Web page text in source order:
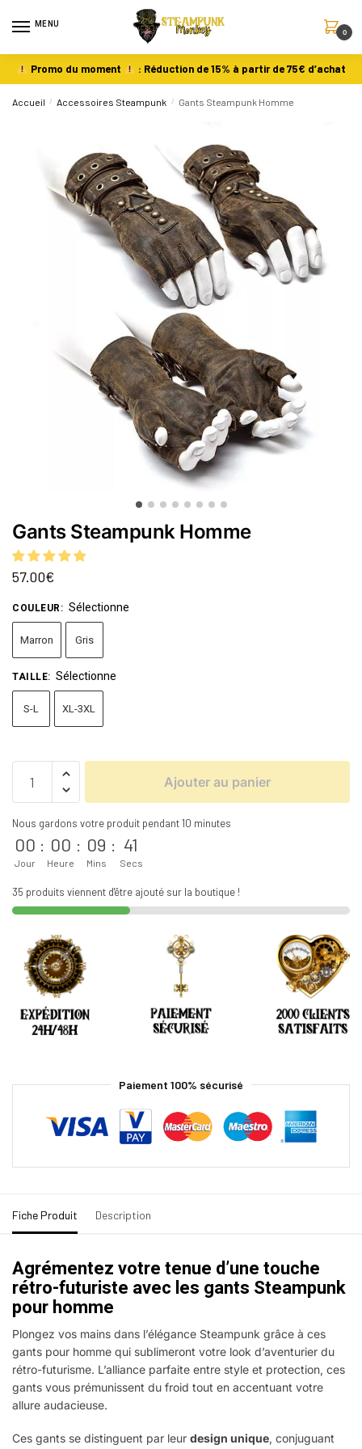
MENU
0
Promo du moment : Réduction de 15% à partir de 75€ d’achat
Accueil / Accessoires Steampunk / Gants Steampunk Homme
Gants Steampunk Homme
57.00€
COULEUR: Sélectionne
Marron Gris
TAILLE: Sélectionne
S-L XL-3XL
Ajouter au panier
Nous gardons votre produit pendant 10 minutes
00
Jour
: 00
Heure
: 09
Mins
: 41
Secs
35 produits viennent d'être ajouté sur la boutique !
Paiement 100% sécurisé
Fiche Produit Description
Agrémentez votre tenue d’une touche
rétro-futuriste avec les gants Steampunk
pour homme
Plongez vos mains dans l’élégance Steampunk grâce à ces
gants pour homme qui sublimeront votre look d’aventurier du
rétro-futurisme. L’alliance parfaite entre style et protection, ces
gants vous prémunissent du froid tout en accentuant votre
allure audacieuse.
Ces gants se distinguent par leur design unique, conjuguant